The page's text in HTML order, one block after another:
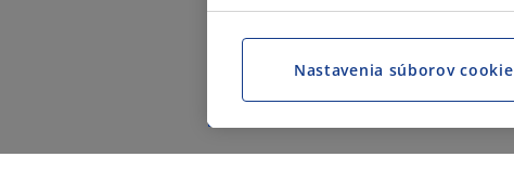
Nastavenia súborov cookie